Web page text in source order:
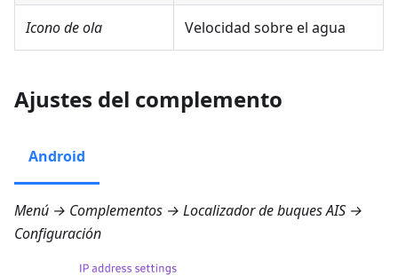
Icono de ola Velocidad sobre el agua
Ajustes del complemento
Android
Menú → Complementos → Localizador de buques AIS →
Configuración